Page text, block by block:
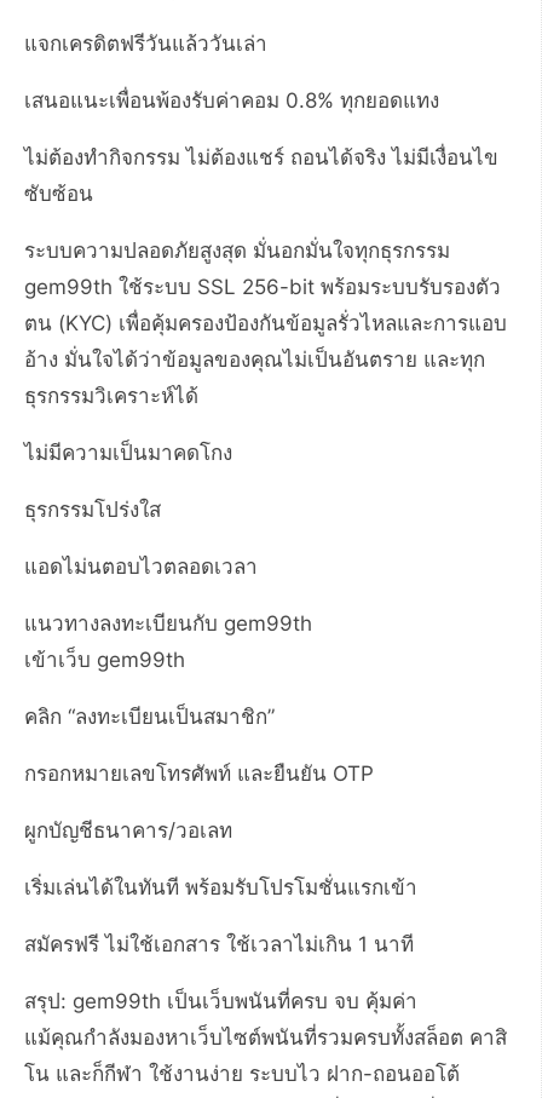
แจกเครดิตฟรีวันแล้ววันเล่า
เสนอแนะเพื่อนพ้องรับค่าคอม 0.8% ทุกยอดแทง
ไม่ต้องทำกิจกรรม ไม่ต้องแชร์ ถอนได้จริง ไม่มีเงื่อนไข
ซับซ้อน
ระบบความปลอดภัยสูงสุด มั่นอกมั่นใจทุกธุรกรรม
gem99th ใช้ระบบ SSL 256-bit พร้อมระบบรับรองตัว
ตน (KYC) เพื่อคุ้มครองป้องกันข้อมูลรั่วไหลและการแอบ
อ้าง มั่นใจได้ว่าข้อมูลของคุณไม่เป็นอันตราย และทุก
ธุรกรรมวิเคราะห์ได้
ไม่มีความเป็นมาคดโกง
ธุรกรรมโปร่งใส
แอดไม่นตอบไวตลอดเวลา
แนวทางลงทะเบียนกับ gem99th
เข้าเว็บ gem99th
คลิก “ลงทะเบียนเป็นสมาชิก”
กรอกหมายเลขโทรศัพท์ และยืนยัน OTP
ผูกบัญชีธนาคาร/วอเลท
เริ่มเล่นได้ในทันที พร้อมรับโปรโมชั่นแรกเข้า
สมัครฟรี ไม่ใช้เอกสาร ใช้เวลาไม่เกิน 1 นาที
สรุป: gem99th เป็นเว็บพนันที่ครบ จบ คุ้มค่า
แม้คุณกำลังมองหาเว็บไซต์พนันที่รวมครบทั้งสล็อต คาสิ
โน และก็กีฬา ใช้งานง่าย ระบบไว ฝาก-ถอนออโต้